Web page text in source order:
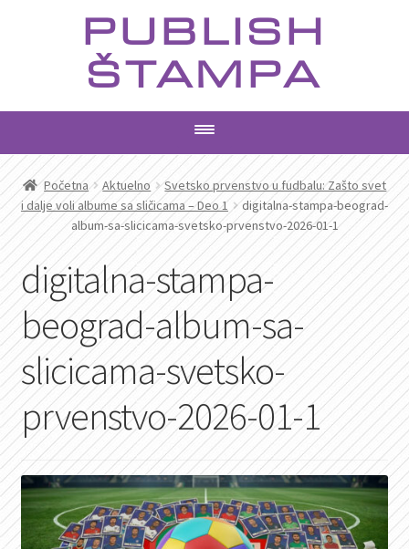
PUBLISH
ŠTAMPA
PROIZVODI
USLUGE
AKTUELNO
KONTAKT
PRETRAGA
Početna Aktuelno
Svetsko prvenstvo u fudbalu: Zašto svet
i dalje voli albume sa sličicama – Deo 1
digitalna-stampa-beograd-
album-sa-slicicama-svetsko-prvenstvo-2026-01-1
digitalna-stampa-
beograd-album-sa-
slicicama-svetsko-
prvenstvo-2026-01-1